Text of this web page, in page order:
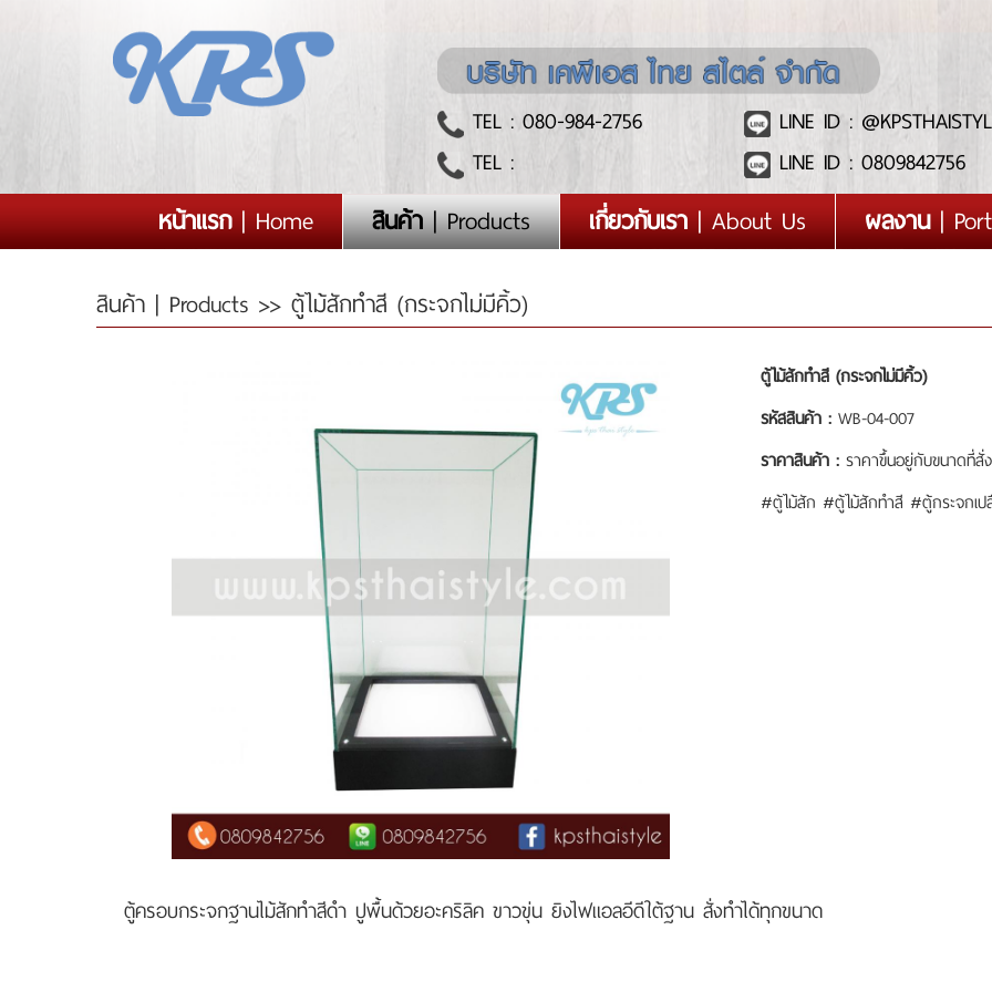
TEL : 080-984-2756
TEL :
LINE ID :
LINE ID : 0809842756
หน้าแรก| Home(current)สินค้า| Products เกี่ยวกับเรา| About Us ผลงาน|
สินค้า | Products >> ตู้ไม้สักทำสี (กระจกไม่มีคิ้ว)
ตู้ไม้สักทำสี (กระจกไม่มีคิ้ว)
รหัสสินค้า : WB-04-007
ราคาสินค้า : ราคาขึ้นอยู่กับขนาดที่สั่
#ตู้ไม้สัก #ตู้ไม้สักทำสี #ตู้กระจก
ตู้ครอบกระจกฐานไม้สักทำสีดำ ปูพื้นด้วยอะคริลิค ขาวขุ่น ยิงไฟแอลอีดีใต้ฐาน สั่งทำได้ทุกขนาด